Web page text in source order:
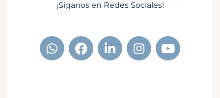
¡Síganos en Redes Sociales!
W
h
a
F
a
c
L
i
n
I
n
s
Y
o
u